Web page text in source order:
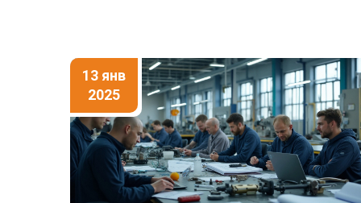
13 янв
2025